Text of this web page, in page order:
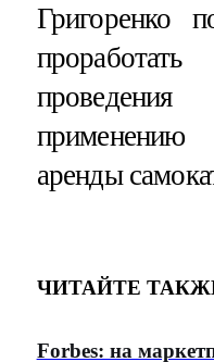
Григоренко
проведения
аренды
ЧИТАЙТЕ
Forbes: на